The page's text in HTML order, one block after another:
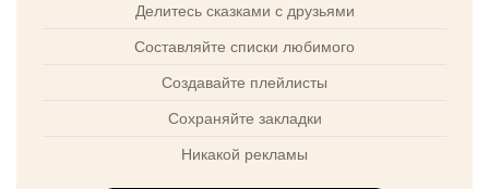
Делитесь сказками с друзьями
Составляйте списки любимого
Создавайте плейлисты
Сохраняйте закладки
Никакой рекламы